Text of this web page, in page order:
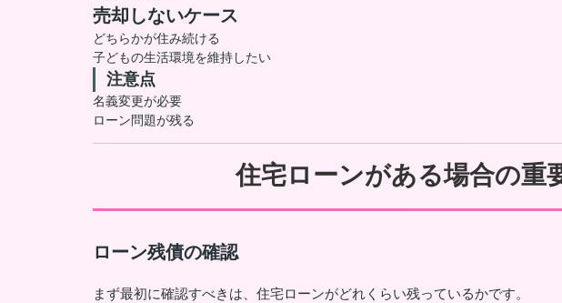
売却しないケース
どちらかが住み続ける
子どもの生活環境を維持したい
注意点
名義変更が必要
ローン問題が残る
住宅ローンがある場合の重
ローン残債の確認
まず最初に確認すべきは、住宅ローンがどれくらい残っているかです。